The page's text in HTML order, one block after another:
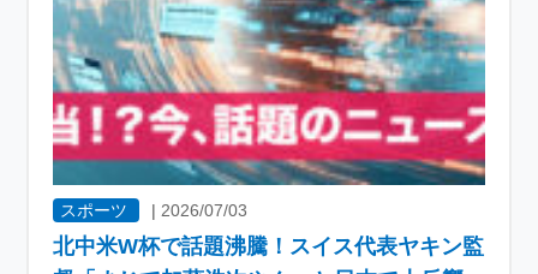
スポーツ | 2026/07/03
北中米W杯で話題沸騰！スイス代表ヤキン監